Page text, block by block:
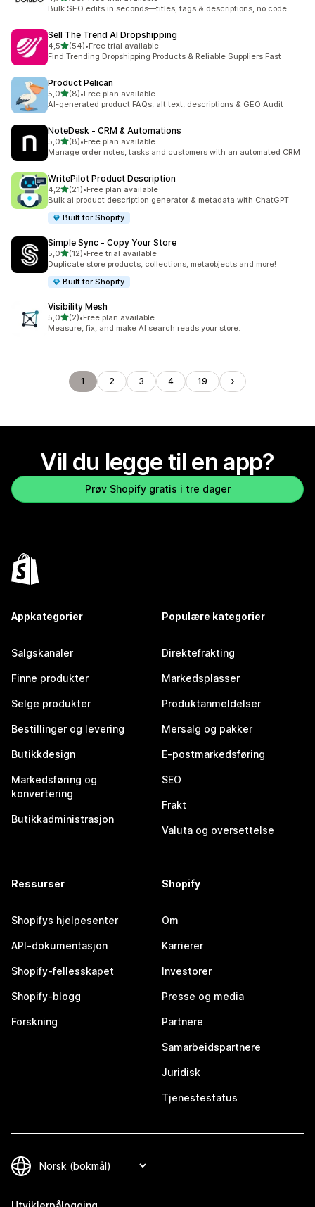
Totalt 36 omtaler
Bulk SEO edits in seconds—titles, tags & descriptions, no code
Sell The Trend AI Dropshipping
4,5av 5 stjerner
(54)
Totalt 54 omtaler
•Free trial available
Find Trending Dropshipping Products & Reliable Suppliers Fast
Product Pelican
5,0av 5 stjerner
(8)
Totalt 8 omtaler
•Free plan available
AI-generated product FAQs, alt text, descriptions & GEO Audit
NoteDesk ‑ CRM & Automations
5,0av 5 stjerner
(8)
Totalt 8 omtaler
•Free plan available
Manage order notes, tasks and customers with an automated CRM
WritePilot Product Description
4,2av 5 stjerner
(21)
Totalt 21 omtaler
•Free plan available
Bulk ai product description generator & metadata with ChatGPT
Built for Shopify
Simple Sync ‑ Copy Your Store
5,0av 5 stjerner
(12)
Totalt 12 omtaler
•Free trial available
Duplicate store products, collections, metaobjects and more!
Built for Shopify
Visibility Mesh
5,0av 5 stjerner
(2)
Totalt 2 omtaler
•Free plan available
Measure, fix, and make AI search reads your store.
1 2 3 4 19
Vil du legge til en app?
Prøv Shopify gratis i tre dager
Appkategorier
Salgskanaler
Finne produkter
Selge produkter
Bestillinger og levering
Butikkdesign
Markedsføring og
konvertering
Butikkadministrasjon
Populære kategorier
Direktefrakting
Markedsplasser
Produktanmeldelser
Mersalg og pakker
E-postmarkedsføring
SEO
Frakt
Valuta og oversettelse
Ressurser
Shopifys hjelpesenter
API-dokumentasjon
Shopify-fellesskapet
Shopify-blogg
Forskning
Shopify
Om
Karrierer
Investorer
Presse og media
Partnere
Samarbeidspartnere
Juridisk
Tjenestestatus